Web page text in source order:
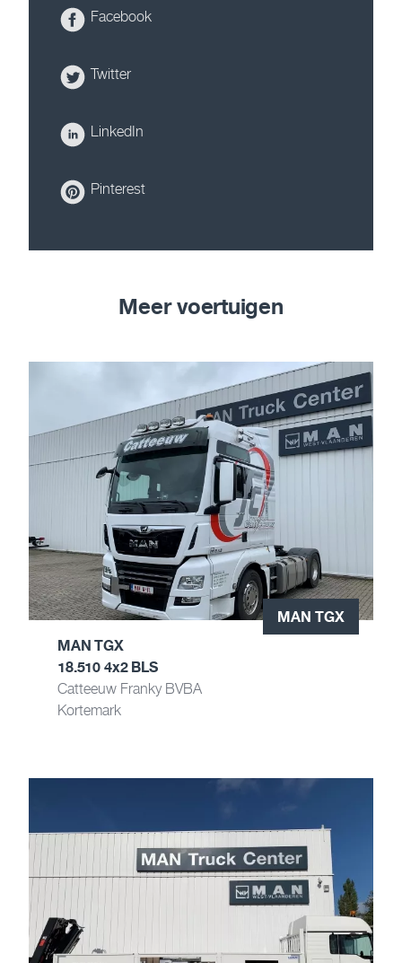
Facebook
Twitter
LinkedIn
Pinterest
Meer voertuigen
MAN TGX
MAN TGX
18.510 4x2 BLS
Catteeuw Franky BVBA
Kortemark